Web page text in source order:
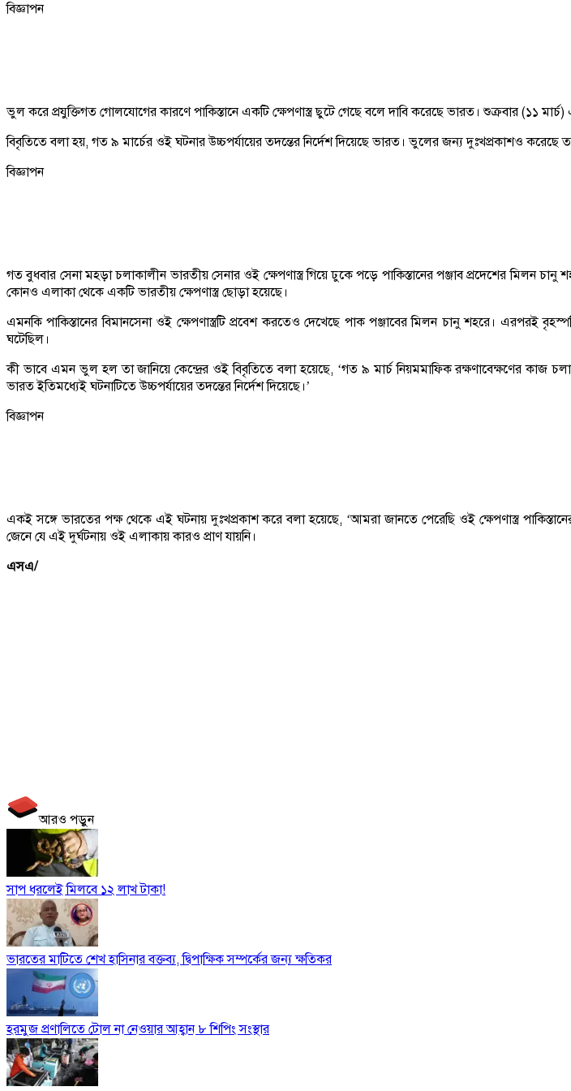
বিজ্ঞাপন
ভুল করে প্রযুক্তিগত গোলযোগের কারণে পাকিস্তানে একটি ক্ষেপণাস্ত্র ছুটে গেছে বলে দাবি করেছে ভারত। শুক্রবার (১১
বিবৃতিতে বলা হয়, গত ৯ মার্চের ওই ঘটনার উচ্চপর্যায়ের তদন্তের নির্দেশ দিয়েছে ভারত। ভুলের জন্য দুঃখপ্রকাশও করেছে
বিজ্ঞাপন
গত বুধবার সেনা মহড়া চলাকালীন ভারতীয় সেনার ওই ক্ষেপণাস্ত্র গিয়ে ঢুকে পড়ে পাকিস্তানের পঞ্জাব প্রদেশের মিলন চানু
কোনও এলাকা থেকে একটি ভারতীয় ক্ষেপণাস্ত্র ছোড়া হয়েছে।
এমনকি পাকিস্তানের বিমানসেনা ওই ক্ষেপণাস্ত্রটি প্রবেশ করতেও দেখেছে পাক পঞ্জাবের মিলন চানু শহরে। এরপরই
ঘটেছিল।
কী ভাবে এমন ভুল হল তা জানিয়ে কেন্দ্রের ওই বিবৃতিতে বলা হয়েছে, ‘গত ৯ মার্চ নিয়মমাফিক রক্ষণাবেক্ষণের কাজ
ভারত ইতিমধ্যেই ঘটনাটিতে উচ্চপর্যায়ের তদন্তের নির্দেশ দিয়েছে।’
বিজ্ঞাপন
একই সঙ্গে ভারতের পক্ষ থেকে এই ঘটনায় দুঃখপ্রকাশ করে বলা হয়েছে, ‘আমরা জানতে পেরেছি ওই ক্ষেপণাস্ত্র
জেনে যে এই দুর্ঘটনায় ওই এলাকায় কারও প্রাণ যায়নি।
এসএ/
আরও পড়ুন
সাপ ধরলেই মিলবে ১২ লাখ টাকা!
ভারতের মাটিতে শেখ হাসিনার বক্তব্য, দ্বিপাক্ষিক সম্পর্কের জন্য ক্ষতিকর
হরমুজ প্রণালিতে টোল না নেওয়ার আহ্বান ৮ শিপিং সংস্থার